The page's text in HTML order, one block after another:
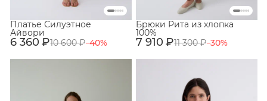
6 360 ₽10 600 ₽−40%
Платье Силуэтное
Айвори
7 910 ₽11 300 ₽−30%
Брюки Рита из хлопка
100%